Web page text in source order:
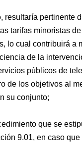
resultaría pertinente
tarifas minoristas
lo cual contribuirá a
de la
públicos de
de los objetivos al
su conjunto;
que se
9.01, en caso